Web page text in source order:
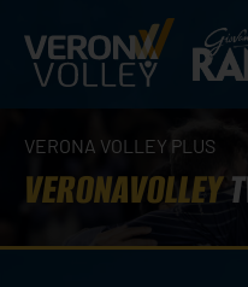
VERONA VOLLEY PLUS
VERONAVOLLEY